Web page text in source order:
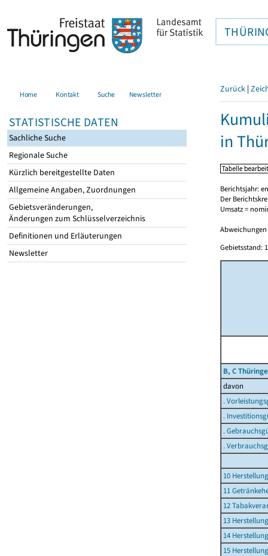
Home Kontakt Suche Newsletter
STATISTISCHE DATEN
Sachliche Suche
Regionale Suche
Kürzlich bereitgestellte Daten
Allgemeine Angaben, Zuordnungen
Gebietsveränderungen,
Änderungen zum Schlüsselverzeichnis
Definitionen und Erläuterungen
Newsletter
Zurück |
in
Berichtsjahr:
Der
Umsatz =
Gebietsstand:
B, C
davon
.
.
.
.
10
11
12
13
14
15